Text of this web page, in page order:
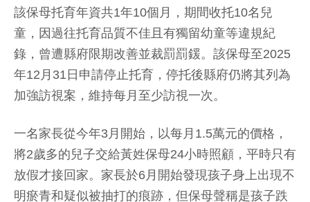
該保母托育年資共1年10個月，期間收托10名兒
童，因過往托育品質不佳且有獨留幼童等違規紀
錄，曾遭縣府限期改善並裁罰罰鍰。該保母至2025
年12月31日申請停止托育，停托後縣府仍將其列為
加強訪視案，維持每月至少訪視一次。
一名家長從今年3月開始，以每月1.5萬元的價格，
將2歲多的兒子交給黃姓保母24小時照顧，平時只有
放假才接回家。家長於6月開始發現孩子身上出現不
明瘀青和疑似被抽打的痕跡，但保母聲稱是孩子跌